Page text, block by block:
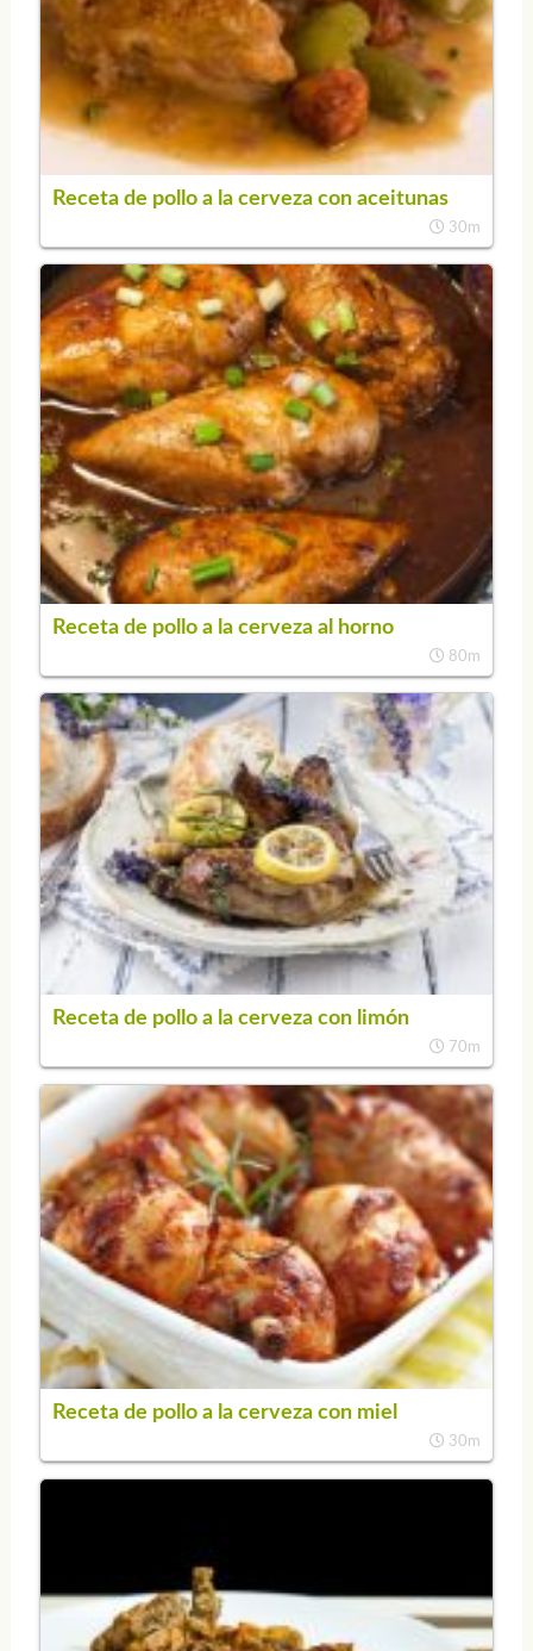
Receta de pollo a la cerveza con aceitunas
30m
Receta de pollo a la cerveza al horno
80m
Receta de pollo a la cerveza con limón
70m
Receta de pollo a la cerveza con miel
30m